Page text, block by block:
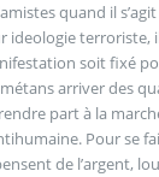
quand il
ideologie terroriste,
soit fixé
arriver des
part à la
Pour se
de l’argent,